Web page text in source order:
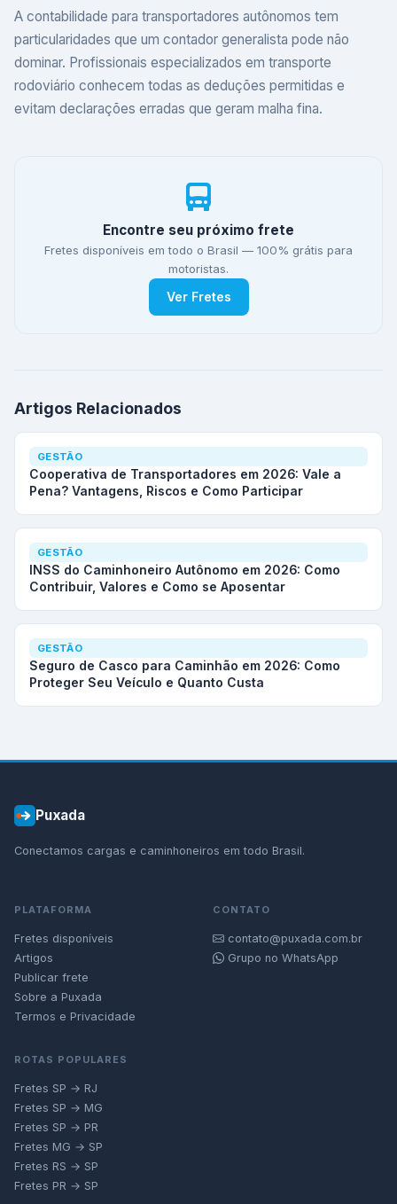
A contabilidade para transportadores autônomos tem
particularidades que um contador generalista pode não
dominar. Profissionais especializados em transporte
rodoviário conhecem todas as deduções permitidas e
evitam declarações erradas que geram malha fina.
Encontre seu próximo frete
Fretes disponíveis em todo o Brasil — 100% grátis para
motoristas.
Ver Fretes
Artigos Relacionados
GESTÃO
Cooperativa de Transportadores em 2026: Vale a
Pena? Vantagens, Riscos e Como Participar
GESTÃO
INSS do Caminhoneiro Autônomo em 2026: Como
Contribuir, Valores e Como se Aposentar
GESTÃO
Seguro de Casco para Caminhão em 2026: Como
Proteger Seu Veículo e Quanto Custa
Puxada
Conectamos cargas e caminhoneiros em todo Brasil.
PLATAFORMA
Fretes disponíveis
Artigos
Publicar frete
Sobre a Puxada
Termos e Privacidade
CONTATO
contato@puxada.com.br
Grupo no WhatsApp
ROTAS POPULARES
Fretes SP → RJ
Fretes SP → MG
Fretes SP → PR
Fretes MG → SP
Fretes RS → SP
Fretes PR → SP